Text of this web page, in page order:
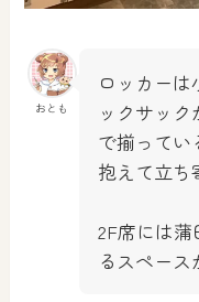
おとも
ロッカー
ックサッ
で揃ってい
抱えて立ち
2F席には
るスペース